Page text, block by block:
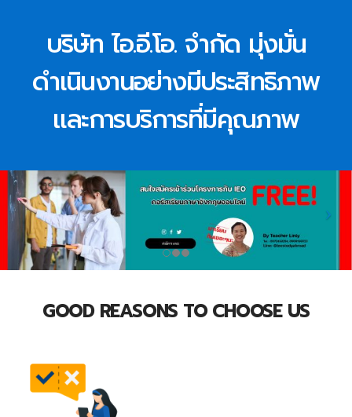
บริษัท ไอ.อี.โอ. จำกัด มุ่งมั่น
ดำเนินงานอย่างมีประสิทธิภาพ
และการบริการที่มีคุณภาพ
GOOD REASONS TO CHOOSE US